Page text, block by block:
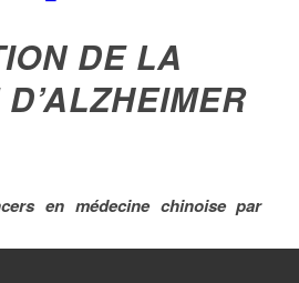
DE LA
en médecine chinoise par